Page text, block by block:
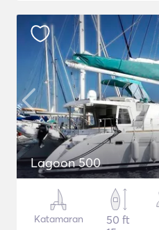
Lagoon 500
Katamaran
50 ft